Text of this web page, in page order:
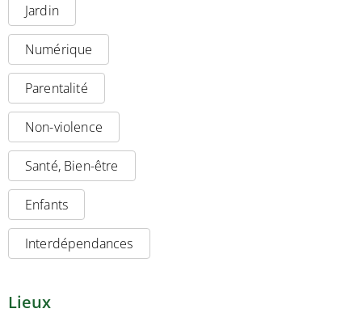
Jardin
Numérique
Parentalité
Non-violence
Santé, Bien-être
Enfants
Interdépendances
Lieux